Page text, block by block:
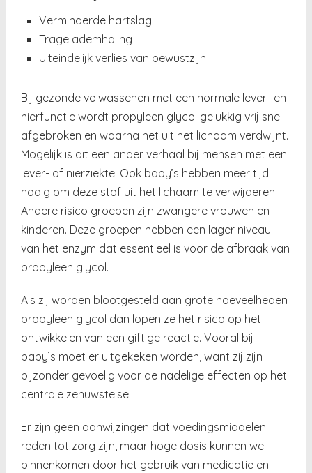
Verminderde hartslag
Trage ademhaling
Uiteindelijk verlies van bewustzijn
Bij gezonde volwassenen met een normale lever- en
nierfunctie wordt propyleen glycol gelukkig vrij snel
afgebroken en waarna het uit het lichaam verdwijnt.
Mogelijk is dit een ander verhaal bij mensen met een
lever- of nierziekte. Ook baby’s hebben meer tijd
nodig om deze stof uit het lichaam te verwijderen.
Andere risico groepen zijn zwangere vrouwen en
kinderen. Deze groepen hebben een lager niveau
van het enzym dat essentieel is voor de afbraak van
propyleen glycol.
Als zij worden blootgesteld aan grote hoeveelheden
propyleen glycol dan lopen ze het risico op het
ontwikkelen van een giftige reactie. Vooral bij
baby’s moet er uitgekeken worden, want zij zijn
bijzonder gevoelig voor de nadelige effecten op het
centrale zenuwstelsel.
Er zijn geen aanwijzingen dat voedingsmiddelen
reden tot zorg zijn, maar hoge dosis kunnen wel
binnenkomen door het gebruik van medicatie en